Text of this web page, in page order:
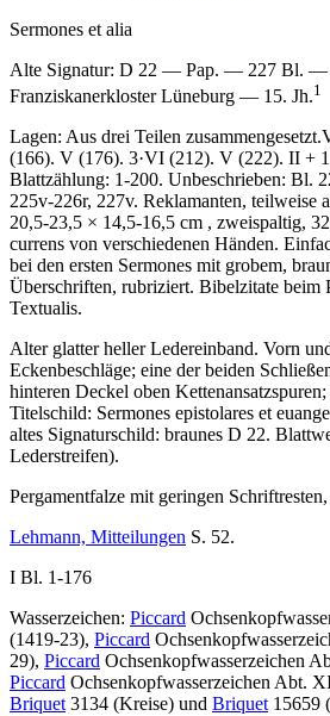
Sermones et alia
Alte Signatur: D 22 — Pap. — 227 Bl. —
Franziskanerkloster Lüneburg — 15. Jh.1
Lagen: Aus drei Teilen
(166). V (176). 3·VI (212). V (222). II +
Blattzählung: 1-200. Unbeschrieben: Bl.
225v-226r, 227v. Reklamanten, teilweise
20,5-23,5 × 14,5-16,5 cm , zweispaltig,
currens von verschiedenen Händen.
bei den ersten Sermones mit grobem,
Überschriften, rubriziert. Bibelzitate beim
Textualis.
Alter glatter heller Ledereinband. Vorn
Eckenbeschläge; eine der beiden
hinteren Deckel oben
Titelschild: Sermones epistolares et
altes Signaturschild: braunes D 22.
Lederstreifen).
Pergamentfalze mit geringen
Lehmann, Mitteilungen S. 52.
I Bl. 1-176
Wasserzeichen: Piccard
(1419-23), Piccard
29), Piccard Ochsenkopfwasserzeichen
Piccard Ochsenkopfwasserzeichen Abt.
Briquet 3134 (Kreise) und Briquet 15659